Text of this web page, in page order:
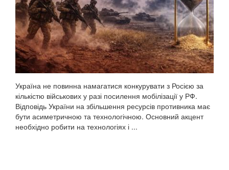
Україна не повинна намагатися конкурувати з Росією за
кількістю військових у разі посилення мобілізації у РФ.
Відповідь України на збільшення ресурсів противника має
бути асиметричною та технологічною. Основний акцент
необхідно робити на технологіях і ...